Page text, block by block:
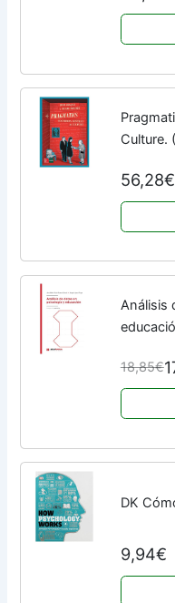
Culture.
56,28€
Análisis
18,85€
DK
9,94€